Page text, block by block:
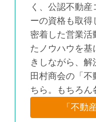
く、公認不動
ーの資格も取得
密着した営業活
たノウハウを基
きしながら、解
田村商会の「不
ちら。もちろん
「不動